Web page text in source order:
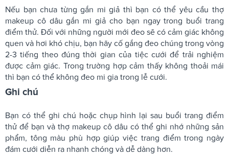
Nếu bạn chưa từng gắn mi giả thì bạn có thể yêu cầu thợ
makeup cô dâu gắn mi giả cho bạn ngay trong buổi trang
điểm thử. Đối với những người mới đeo sẽ có cảm giác không
quen và hơi khó chịu, bạn hãy cố gắng đeo chúng trong vòng
2-3 tiếng theo đúng thời gian của tiệc cưới để trải nghiệm
được cảm giác. Trong trường hợp cảm thấy không thoải mái
thì bạn có thể không đeo mi gia trong lễ cưới.
Ghi chú
Bạn có thể ghi chú hoặc chụp hình lại sau buổi trang điểm
thử để bạn và thợ makeup cô dâu có thể ghi nhớ những sản
phẩm, tông màu phù hợp giúp việc trang điểm trong ngày
đám cưới diễn ra nhanh chóng và dễ dàng hơn.